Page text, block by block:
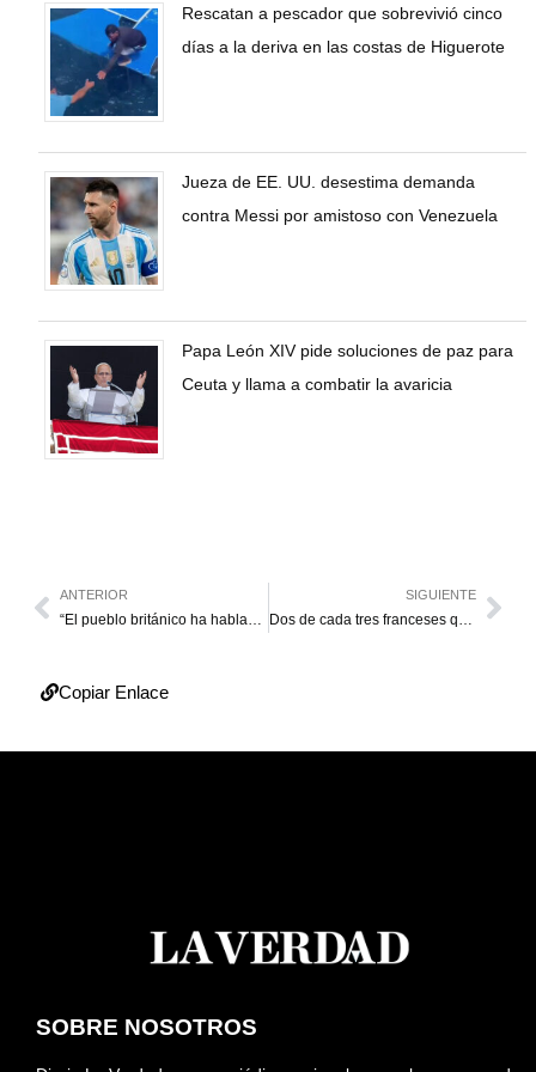
Rescatan a pescador que sobrevivió cinco
días a la deriva en las costas de Higuerote
Jueza de EE. UU. desestima demanda
contra Messi por amistoso con Venezuela
Papa León XIV pide soluciones de paz para
Ceuta y llama a combatir la avaricia
ANTERIOR SIGUIENTE
Copiar Enlace
SOBRE NOSOTROS